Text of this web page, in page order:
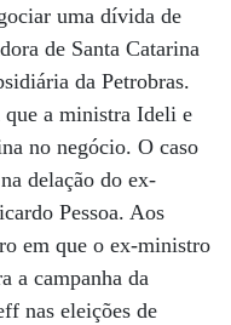
uma dívida de
de Santa Catarina
da Petrobras.
que a ministra Ideli e
no negócio. O caso
delação do ex-
Pessoa. Aos
em que o ex-ministro
a campanha da
nas eleições de